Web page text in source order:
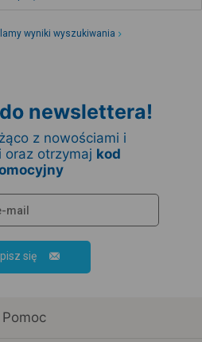
wyniki wyszukiwania
newslettera!
z nowościami i
oraz otrzymaj kod
się
Pomoc